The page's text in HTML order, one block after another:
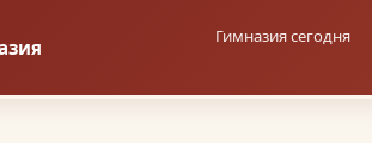
Гимназия сегодня